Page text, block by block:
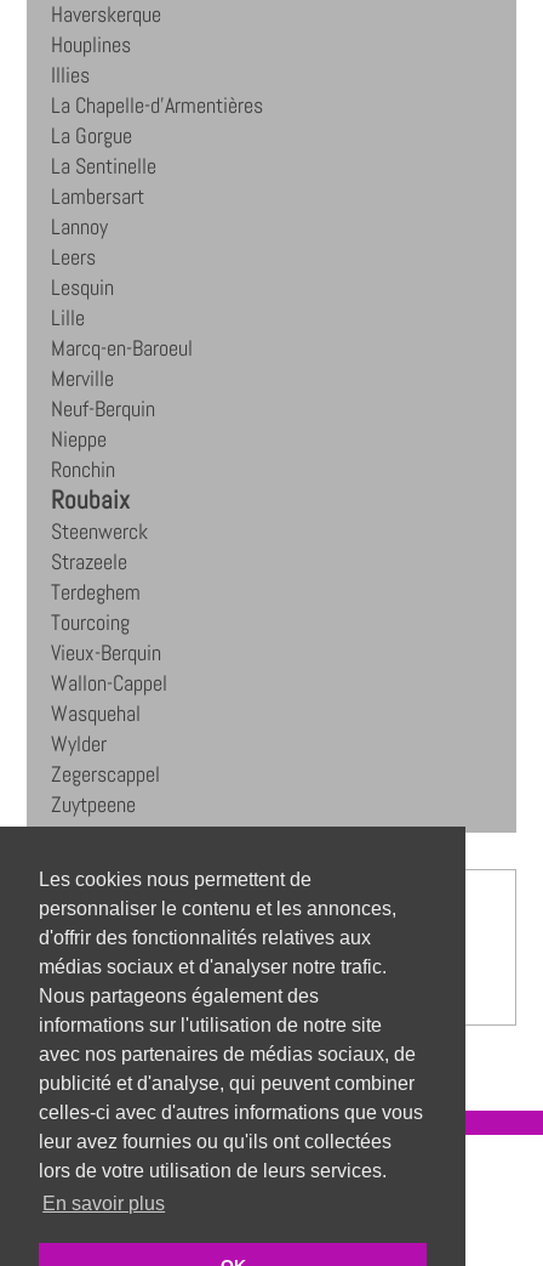
Les cookies nous permettent de
personnaliser le contenu et les annonces,
d'offrir des fonctionnalités relatives aux
médias sociaux et d'analyser notre trafic.
Nous partageons également des
informations sur l'utilisation de notre site
avec nos partenaires de médias sociaux, de
publicité et d'analyse, qui peuvent combiner
celles-ci avec d'autres informations que vous
leur avez fournies ou qu'ils ont collectées
lors de votre utilisation de leurs services.
En savoir plus
Haverskerque
Houplines
Illies
La Chapelle-d'Armentières
La Gorgue
La Sentinelle
Lambersart
Lannoy
Leers
Lesquin
Lille
Marcq-en-Baroeul
Merville
Neuf-Berquin
Nieppe
Ronchin
Roubaix
Steenwerck
Strazeele
Terdeghem
Tourcoing
Vieux-Berquin
Wallon-Cappel
Wasquehal
Wylder
Zegerscappel
Zuytpeene
Référentiel des métiers